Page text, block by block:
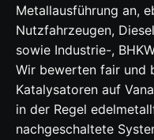
Metallausführung an,
Nutzfahrzeugen,
sowie Industrie-,
Wir bewerten fair und
Katalysatoren auf
in der Regel
nachgeschaltete